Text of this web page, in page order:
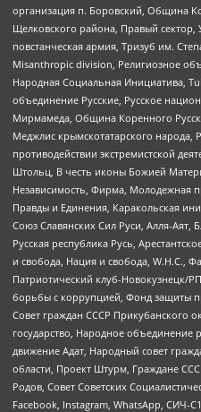
организация п. Боровский, Община
Щелковского района, Правый
повстанческая армия, Тризуб им.
Misanthropic division, Религиозное
Народная Социальная Инициатива,
объединение Русские, Русское
Мирмамеда, Община Коренного
Меджлис крымскотатарского
противодействии экстремистской
Штольц, В честь иконы Божией
Независимость, Фирма, Молодежная
Правды и Единения, Каракольская
Союз Славянских Сил Руси, Алля-Аят,
Русская республика Русь,
и свобода, Нация и свобода, W.H.С.,
Патриотический клуб-Новокузнецк/
борьбы с коррупцией, Фонд защиты
Совет граждан СССР Прикубанского
государство, Народное объединение
движение Адат, Народный совет
области, Проект Штурм, Граждане
Родов, Совет Советских
Facebook, Instagram, WhatsApp, СИЧ-